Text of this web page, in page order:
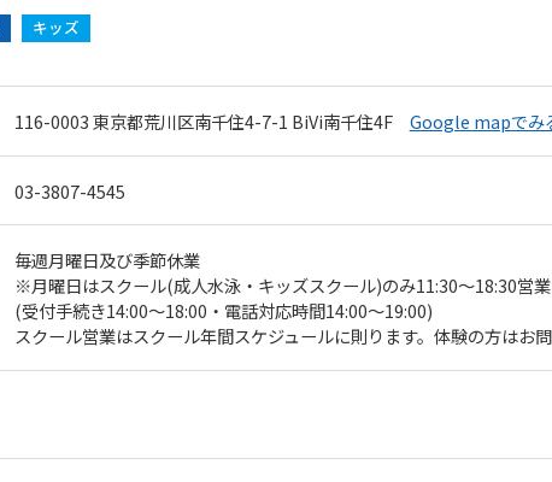
キッズ
116-0003東京都荒川区南千住4-7-1 BiVi南千住4F Google mapでみ
03-3807-4545
毎週月曜日及び季節休業
※月曜日はスクール(成人水泳・キッズスクール)のみ11:30～18:30営業
(受付手続き14:00〜18:00・電話対応時間14:00〜19:00)
スクール営業はスクール年間スケジュールに則ります。体験の方はお問
fully understand this before
the service.
Automatic